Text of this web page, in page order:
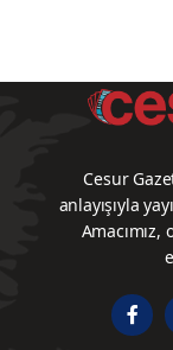
Cesur
anlayışıyla